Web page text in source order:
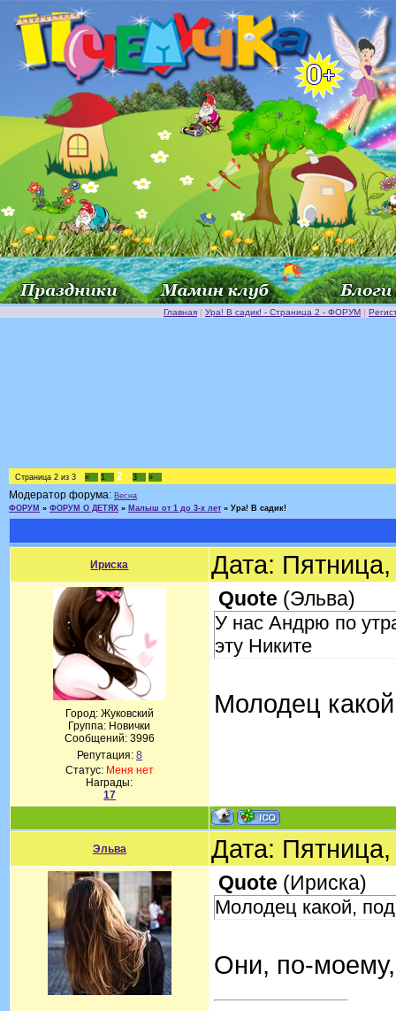
Главная | Ура! В садик! - Страница 2 - ФОРУМ |
Страница 2 из 3 « 1 2 3 »
Модератор форума: Весна
ФОРУМ » ФОРУМ О ДЕТЯХ » Малыш от 1 до 3-х лет » Ура! В садик!
Ириска Дата:
Город: Жуковский
Группа: Новички
Сообщений: 3996
Репутация: 8
Статус: Меня нет
Награды:
17
Quote (Эльва)
У нас Андрю по
эту Никите
Молодец
Эльва Дата:
Quote (Ириска)
Молодец какой,
Они, по-